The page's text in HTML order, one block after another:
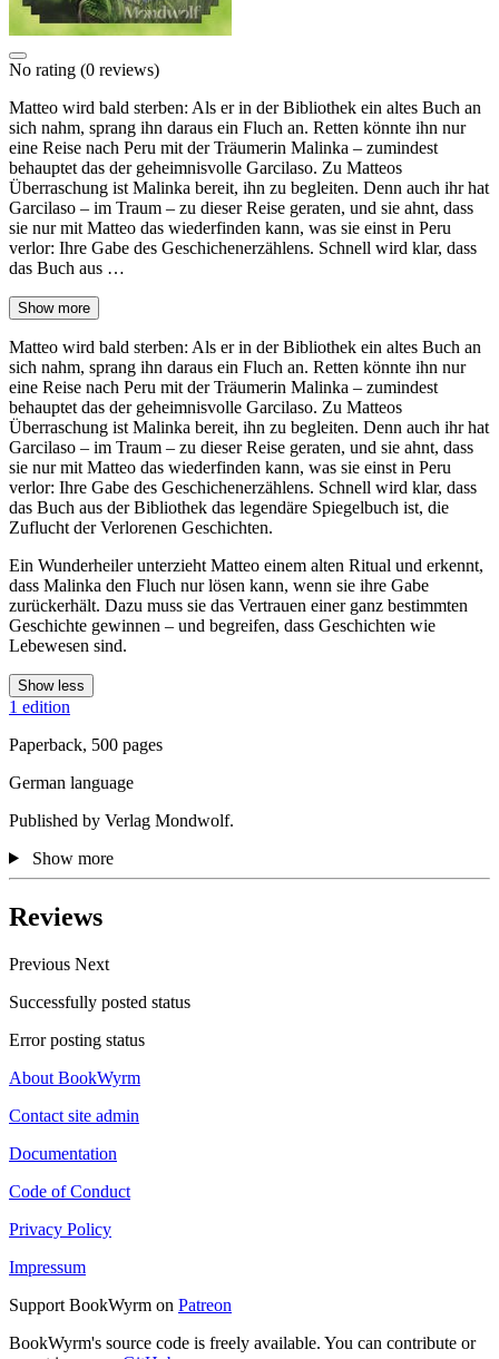
No rating (0 reviews)
Matteo wird bald sterben: Als er in der Bibliothek ein altes Buch an
sich nahm, sprang ihn daraus ein Fluch an. Retten könnte ihn nur
eine Reise nach Peru mit der Träumerin Malinka – zumindest
behauptet das der geheimnisvolle Garcilaso. Zu Matteos
Überraschung ist Malinka bereit, ihn zu begleiten. Denn auch ihr hat
Garcilaso – im Traum – zu dieser Reise geraten, und sie ahnt, dass
sie nur mit Matteo das wiederfinden kann, was sie einst in Peru
verlor: Ihre Gabe des Geschichenerzählens. Schnell wird klar, dass
das Buch aus …
Show more
Matteo wird bald sterben: Als er in der Bibliothek ein altes Buch an
sich nahm, sprang ihn daraus ein Fluch an. Retten könnte ihn nur
eine Reise nach Peru mit der Träumerin Malinka – zumindest
behauptet das der geheimnisvolle Garcilaso. Zu Matteos
Überraschung ist Malinka bereit, ihn zu begleiten. Denn auch ihr hat
Garcilaso – im Traum – zu dieser Reise geraten, und sie ahnt, dass
sie nur mit Matteo das wiederfinden kann, was sie einst in Peru
verlor: Ihre Gabe des Geschichenerzählens. Schnell wird klar, dass
das Buch aus der Bibliothek das legendäre Spiegelbuch ist, die
Zuflucht der Verlorenen Geschichten.
Ein Wunderheiler unterzieht Matteo einem alten Ritual und erkennt,
dass Malinka den Fluch nur lösen kann, wenn sie ihre Gabe
zurückerhält. Dazu muss sie das Vertrauen einer ganz bestimmten
Geschichte gewinnen – und begreifen, dass Geschichten wie
Lebewesen sind.
Show less
1 edition
Paperback, 500 pages
German language
Published by Verlag Mondwolf.
Show more
Reviews
Previous Next
Successfully posted status
Error posting status
About BookWyrm
Contact site admin
Documentation
Code of Conduct
Privacy Policy
Impressum
Support BookWyrm on Patreon
BookWyrm's source code is freely available. You can contribute or